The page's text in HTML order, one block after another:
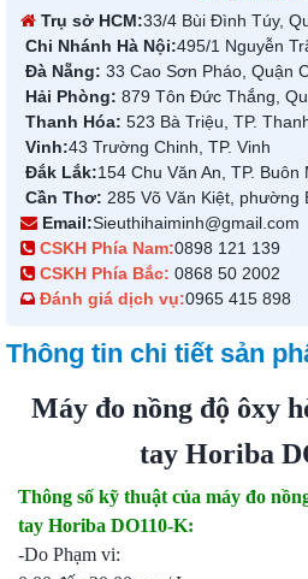
Trụ sở HCM:33/4 Bùi Đình Túy,
Chi Nhánh Hà Nội:495/1 Nguyễn
Đà Nẵng: 33 Cao Sơn Pháo, Quận
Hải Phòng: 879 Tôn Đức Thắng,
Thanh Hóa: 523 Bà Triệu, TP.
Vinh:43 Trường Chinh, TP. Vinh
Đắk Lắk:154 Chu Văn An, TP. Buôn
Cần Thơ: 285 Võ Văn Kiệt, phường
Email:Sieuthihaiminh@gmail.com
CSKH Phía Nam:0898 121 139
CSKH Phía Bắc: 0868 50 2002
Đánh giá dịch vụ:0965 415 898
Thông tin chi tiết sản
Máy đo nồng độ ôxy
tay Horiba
Thông số kỹ thuật của máy đo
tay Horiba DO110-K:
-Do Phạm vi: